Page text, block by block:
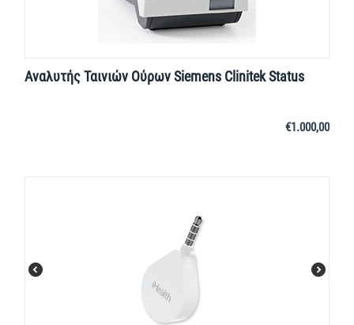
Αναλυτής Ταινιών Ούρων Siemens Clinitek Status
€1.000,00